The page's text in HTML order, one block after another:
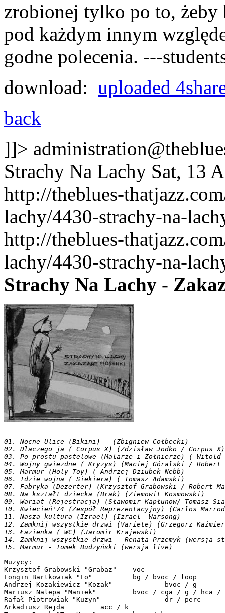
zrobionej tylko po to, żeby
pod każdym innym
godne polecenia. ---
download: uploaded
back
]]>
Strachy Na Lachy Sat, 13
http://theblues-
lachy/4430-strachy-na-
http://theblues-
lachy/4430-strachy-na-
Strachy Na Lachy -
01. Nocne Ulice (Bikini) - (Zbigniew Cołbecki)
02. Dlaczego ja ( Corpus X) (Zdzisław Jodko / Corpus X)
03. Po prostu pastelowe (Malarze i Żołnierze) ( Witold
04. Wojny gwiezdne ( Kryzys) (Maciej Góralski / Robert
05. Marmur (Holy Toy) ( Andrzej Dziubek Nebb)
06. Idzie wojna ( Siekiera) ( Tomasz Adamski)
07. Fabryka (Dezerter) (Krzysztof Grabowski / Robert
08. Na kształt dziecka (Brak) (Ziemowit Kosmowski)
09. Wariat (Rejestracja) (Sławomir Kapłunow/ Tomasz
10. Kwiecień'74 (Zespół Reprezentacyjny) (Carlos
11. Nasza kultura (Izrael) (Izrael -Warsong)
12. Zamknij wszystkie drzwi (Variete) (Grzegorz
13. Łazienka ( WC) (Jaromir Krajewski)
14. Zamknij wszystkie drzwi - Renata Przemyk (wersja
15. Marmur - Tomek Budzyński (wersja live)
Muzycy:
Krzysztof Grabowski "Grabaż" 	voc
Longin Bartkowiak "Lo"		bg / bvoc / loop
Andrzej Kozakiewicz "Kozak"		bvoc / g
Mariusz Nalepa "Maniek"		bvoc / cga / g / hca / perc
Rafał Piotrowiak "Kuzyn"		dr / perc
Arkadiusz Rejda		acc / k